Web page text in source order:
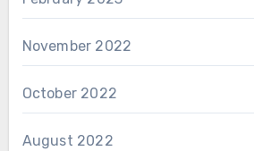
November 2022
October 2022
August 2022